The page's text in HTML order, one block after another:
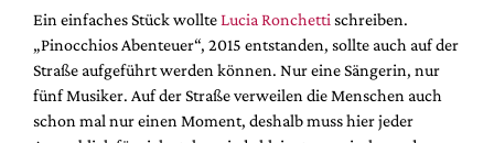
Leseproben
Podcast
Service
Ein einfaches Stück wollteLucia Ronchetti schreiben.
„Pinocchios Abenteuer“, 2015 entstanden, sollte auch auf der
Straße aufgeführt werden können. Nur eine Sängerin, nur
fünf Musiker. Auf der Straße verweilen die Menschen auch
schon mal nur einen Moment, deshalb muss hier jeder